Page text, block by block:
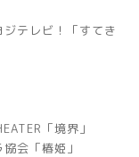
テレビ！「すてき
「境界」
会「椿姫」